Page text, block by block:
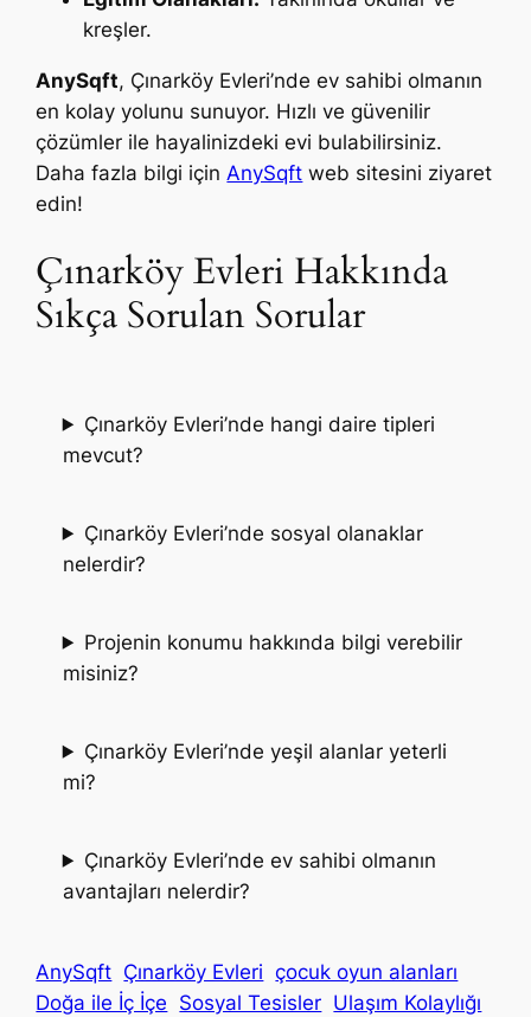
kreşler.
AnySqft, Çınarköy Evleri’nde ev sahibi olmanın
en kolay yolunu sunuyor. Hızlı ve güvenilir
çözümler ile hayalinizdeki evi bulabilirsiniz.
Daha fazla bilgi içinAnySqft web sitesini ziyaret
edin!
Çınarköy Evleri Hakkında
Sıkça Sorulan Sorular
Çınarköy Evleri’nde hangi daire tipleri
mevcut?
Çınarköy Evleri’nde sosyal olanaklar
nelerdir?
Projenin konumu hakkında bilgi verebilir
misiniz?
Çınarköy Evleri’nde yeşil alanlar yeterli
mi?
Çınarköy Evleri’nde ev sahibi olmanın
avantajları nelerdir?
AnySqft Çınarköy Evleri çocuk oyun alanları
Doğa ile İç İçe Sosyal Tesisler Ulaşım Kolaylığı